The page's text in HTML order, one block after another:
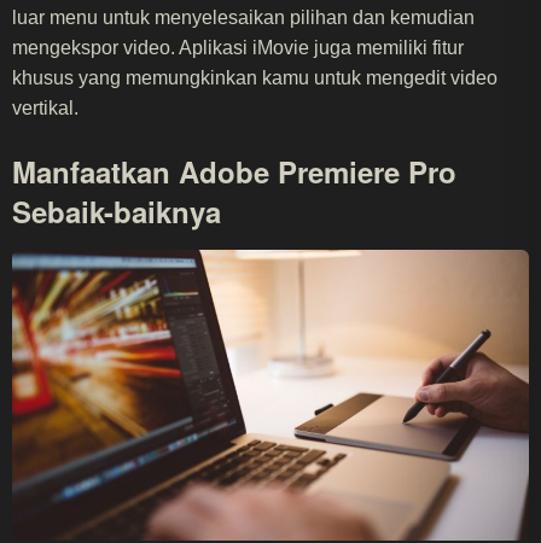
luar menu untuk menyelesaikan pilihan dan kemudian
mengekspor video. Aplikasi iMovie juga memiliki fitur
khusus yang memungkinkan kamu untuk mengedit video
vertikal.
Manfaatkan Adobe Premiere Pro
Sebaik-baiknya